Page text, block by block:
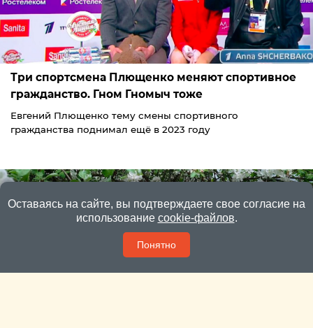
Три спортсмена Плющенко меняют спортивное
гражданство. Гном Гномыч тоже
Евгений Плющенко тему смены спортивного
гражданства поднимал ещё в 2023 году
Оставаясь на сайте, вы подтверждаете свое согласие на
использование cookie-файлов.
Понятно